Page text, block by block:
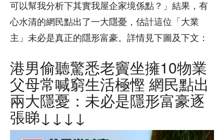
可以幫我分析下其實我屋企家境係點？」結果，有
心水清的網民點出了一大隱憂，估計這位「大業
主」未必是真正的隱形富豪。詳情見下圖及下文：
港男偷聽驚悉老竇坐擁10物業
父母常喊窮生活極慳 網民點出
兩大隱憂：未必是隱形富豪逐
張睇↓↓↓↓